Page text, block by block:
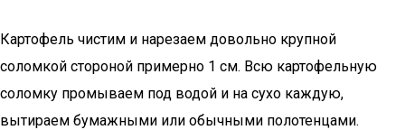
Картофель чистим и нарезаем довольно крупной
соломкой стороной примерно 1 см. Всю картофельную
соломку промываем под водой и на сухо каждую,
вытираем бумажными или обычными полотенцами.